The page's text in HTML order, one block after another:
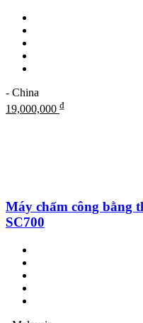
- China
19,000,000 ₫
Máy chấm công bằng
SC700